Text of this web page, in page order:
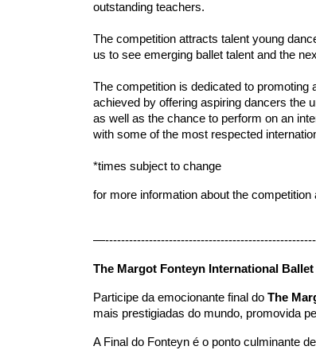
outstanding teachers.
The competition attracts talent young
us to see emerging ballet talent and the
The competition is dedicated to promoting
achieved by offering aspiring dancers the
as well as the chance to perform on an
with some of the most respected
*times subject to change
for more information about the competition
The Margot Fonteyn International
Participe da emocionante final do The
mais prestigiadas do mundo, promovida
A Final do Fonteyn é o ponto culminante